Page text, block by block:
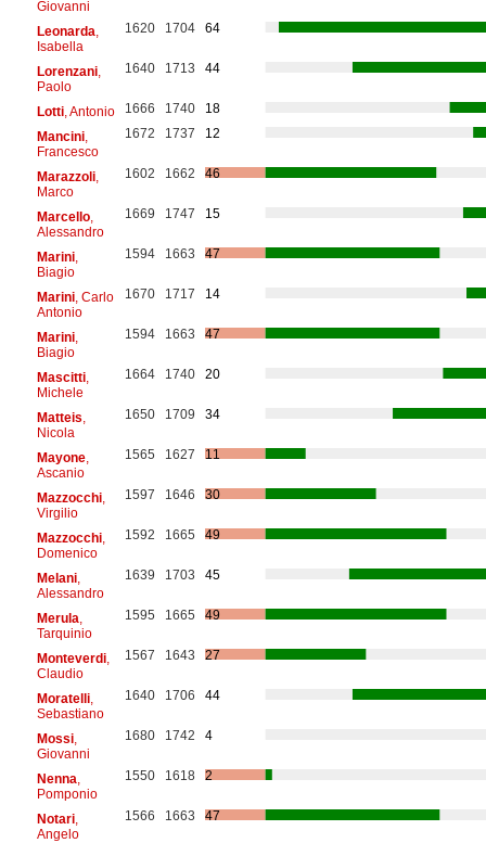
Giovanni
Leonarda
Isabella
1620 1704 64
Lorenzani,
Paolo
1640 1713 44
Lotti, Antonio 1666 1740
18
Mancini,
Francesco
1672 1737 12
Marazzoli,
Marco
1602 1662 46
Marcello,
Alessandro
1669 1747 15
Marini,
Biagio
1594 1663 47
Marini, Carlo
Antonio
1670 1717 14
Marini,
Biagio
1594 1663 47
Mascitti,
Michele
1664 1740 20
Matteis
Nicola
1650 1709 34
Mayone,
Ascanio
1565 1627 11
Mazzocchi,
Virgilio
1597 1646 30
Mazzocchi,
Domenico
1592 1665 49
Melani,
Alessandro
1639 1703 45
Merula
Tarquinio
1595 1665 49
Monteverdi,
Claudio
1567 1643 27
Moratelli,
Sebastiano
1640 1706 44
Mossi,
Giovanni
1680 1742 4
Nenna
Pomponio
1550 1618 2
Notari,
Angelo
1566 1663 47